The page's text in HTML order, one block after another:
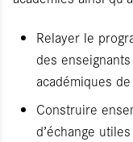
Relayer le
des
académiques
Construire
d’échange